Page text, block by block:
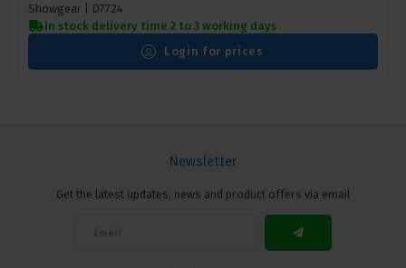
Showgear |
D7724
In stock delivery time 2 to 3 working days
Login for prices
Newsletter
Get the latest updates, news and product offers via email